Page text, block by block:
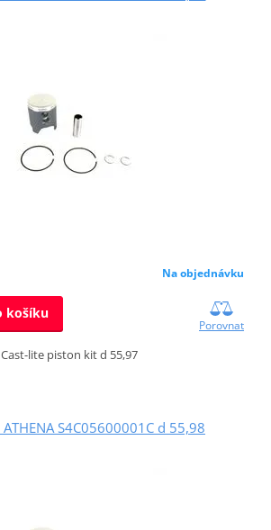
Na objednávku
košíku
Porovnat
Cast-lite piston kit d 55,97
S4C05600001C d 55,98